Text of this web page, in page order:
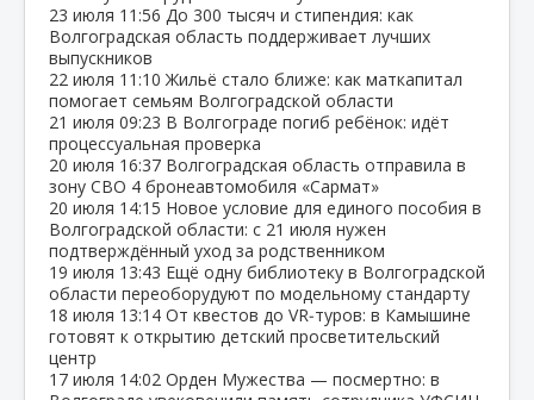
23 июля 11:56 До 300 тысяч и стипендия: как
Волгоградская область поддерживает лучших
выпускников
22 июля 11:10 Жильё стало ближе: как маткапитал
помогает семьям Волгоградской области
21 июля 09:23 В Волгограде погиб ребёнок: идёт
процессуальная проверка
20 июля 16:37 Волгоградская область отправила в
зону СВО 4 бронеавтомобиля «Сармат»
20 июля 14:15 Новое условие для единого пособия в
Волгоградской области: с 21 июля нужен
подтверждённый уход за родственником
19 июля 13:43 Ещё одну библиотеку в Волгоградской
области переоборудуют по модельному стандарту
18 июля 13:14 От квестов до VR‑туров: в Камышине
готовят к открытию детский просветительский
центр
17 июля 14:02 Орден Мужества — посмертно: в